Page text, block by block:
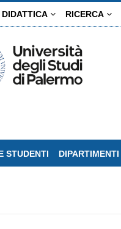
DIDATTICA RICERCA
STUDENTI DIPARTIMENTI